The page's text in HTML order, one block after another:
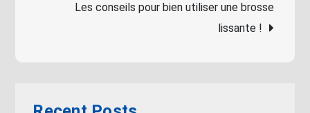
Les conseils pour bien utiliser une brosse
lissante !